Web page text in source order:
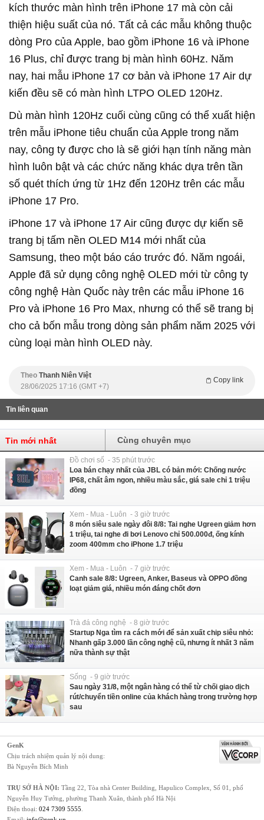
kích thước màn hình trên iPhone 17 mà còn cải
thiện hiệu suất của nó. Tất cả các mẫu không thuộc
dòng Pro của Apple, bao gồm iPhone 16 và iPhone
16 Plus, chỉ được trang bị màn hình 60Hz. Năm
nay, hai mẫu iPhone 17 cơ bản và iPhone 17 Air dự
kiến đều sẽ có màn hình LTPO OLED 120Hz.
Dù màn hình 120Hz cuối cùng cũng có thể xuất hiện
trên mẫu iPhone tiêu chuẩn của Apple trong năm
nay, công ty được cho là sẽ giới hạn tính năng màn
hình luôn bật và các chức năng khác dựa trên tần
số quét thích ứng từ 1Hz đến 120Hz trên các mẫu
iPhone 17 Pro.
iPhone 17 và iPhone 17 Air cũng được dự kiến sẽ
trang bị tấm nền OLED M14 mới nhất của
Samsung, theo một báo cáo trước đó. Năm ngoái,
Apple đã sử dụng công nghệ OLED mới từ công ty
công nghệ Hàn Quốc này trên các mẫu iPhone 16
Pro và iPhone 16 Pro Max, nhưng có thể sẽ trang bị
cho cả bốn mẫu trong dòng sản phẩm năm 2025 với
cùng loại màn hình OLED này.
Theo Thanh Niên Việt
Copy link
28/06/2025 17:16 (GMT +7)
Tin liên quan
Tin mới nhất Cùng chuyên mục
Đồ chơi số - 35 phút trước
Loa bán chạy nhất của JBL có bản mới: Chống nước
IP68, chất âm ngon, nhiều màu sắc, giá sale chỉ 1 triệu
đồng
Xem - Mua - Luôn - 3 giờ trước
8 món siêu sale ngày đôi 8/8: Tai nghe Ugreen giảm hơn
1 triệu, tai nghe đi bơi Lenovo chỉ 500.000đ, ống kính
zoom 400mm cho iPhone 1.7 triệu
Xem - Mua - Luôn - 7 giờ trước
Canh sale 8/8: Ugreen, Anker, Baseus và OPPO đồng
loạt giảm giá, nhiều món đáng chốt đơn
Trà đá công nghệ - 8 giờ trước
Startup Nga tìm ra cách mới để sản xuất chip siêu nhỏ:
Nhanh gấp 3.000 lần công nghệ cũ, nhưng ít nhất 3 năm
nữa thành sự thật
Sống - 9 giờ trước
Sau ngày 31/8, một ngân hàng có thể từ chối giao dịch
rút/chuyển tiền online của khách hàng trong trường hợp
sau
GenK
Chịu trách nhiệm quản lý nội dung:
Bà Nguyễn Bích Minh
TRỤ SỞ HÀ NỘI: Tầng 22, Tòa nhà Center Building, Hapulico Complex, Số 01, phố
Nguyễn Huy Tưởng, phường Thanh Xuân, thành phố Hà Nội
Điện thoại: 024 7309 5555